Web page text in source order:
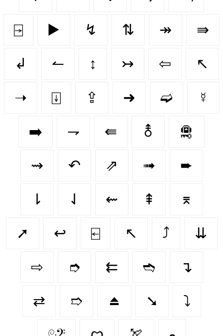
⍈ ▶️ ↯ ⇅ ↠ ⇛
↲ ↼ ↕️ ↣ ⇦ ↖
➝ ⍗ ⇪ ➜ ➫ ☿
➡️ ⇁ ⇚ ⚨ 🛅
⇝ ↶ ⇗ ➟ ➨
⇂ ⇃ ⇜ ⇞ ⌆
➚ ↩️ ⍇ ↖️ ⤴️ ⇊
⇨ ➮ ⇇ ➬ ↴
⇄ ➱ ⏏️ ➘ ⤵️